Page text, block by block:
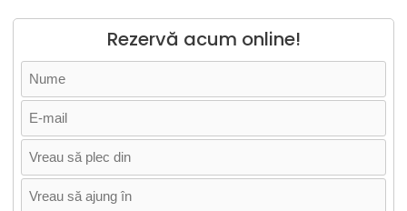
Rezervă acum online!